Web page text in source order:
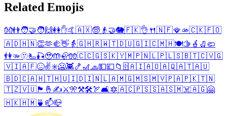
Related Emojis
👐👬🧑‍🤝‍🧑 🙌👭✋🤙 🇦🇽🧓 👴 🤝🐘🇫🇰👌 🍴🇳🇫🪭🫴🇨🇰🇫🇴
🇦🇩🇭🇳👏🫶🫲👋 👵🇬🇭🇷🇼🇹🇩🇺🇬🇮🇨🇲🇭🍽️🫱 🪴 🛼 🩴
👫🫳🫥🫷🎣🥹🤲🦣🧤🇨🇨🇬🇸🇰🇾🇲🇵🇳🇱🇵🇱🇸🇧🇹🇨🇻🇬
🇻🇮🇦🇫😖✌️✳️🥶👾🍤 🎢 🧢💵💷 📁 🗄️🇦🇮🇦🇴🇦🇶🇦🇹🇦🇺
🇧🇩🇨🇦🇭🇹🇭🇺🇮🇩🇮🇳🇱🇦🇲🇬🇲🇸🇲🇻🇵🇦🇵🇰🇹🇳
🇹🇿🇻🇺 🏴󠁧󠁢󠁷󠁬󠁳󠁿 🤞 ✍️⚔️🎌⚒️🛠️🏹🛋️🔯🇦🇨🇵🇸🇸🇦🇸🇲☠️🇦🇬🤗
🇭🇰🇭🇲🍵 📫📪